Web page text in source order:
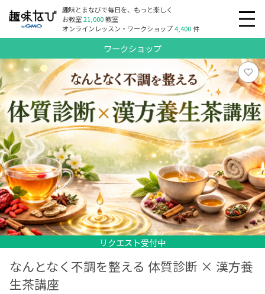
趣味とまなびで毎日を、もっと楽しく
お教室21,000教室
オンラインレッスン・ワークショップ4,400件
ワークショップ
リクエスト受付中
リクエスト受付中
なんとなく不調を整える 体質診断 × 漢方養
生茶講座